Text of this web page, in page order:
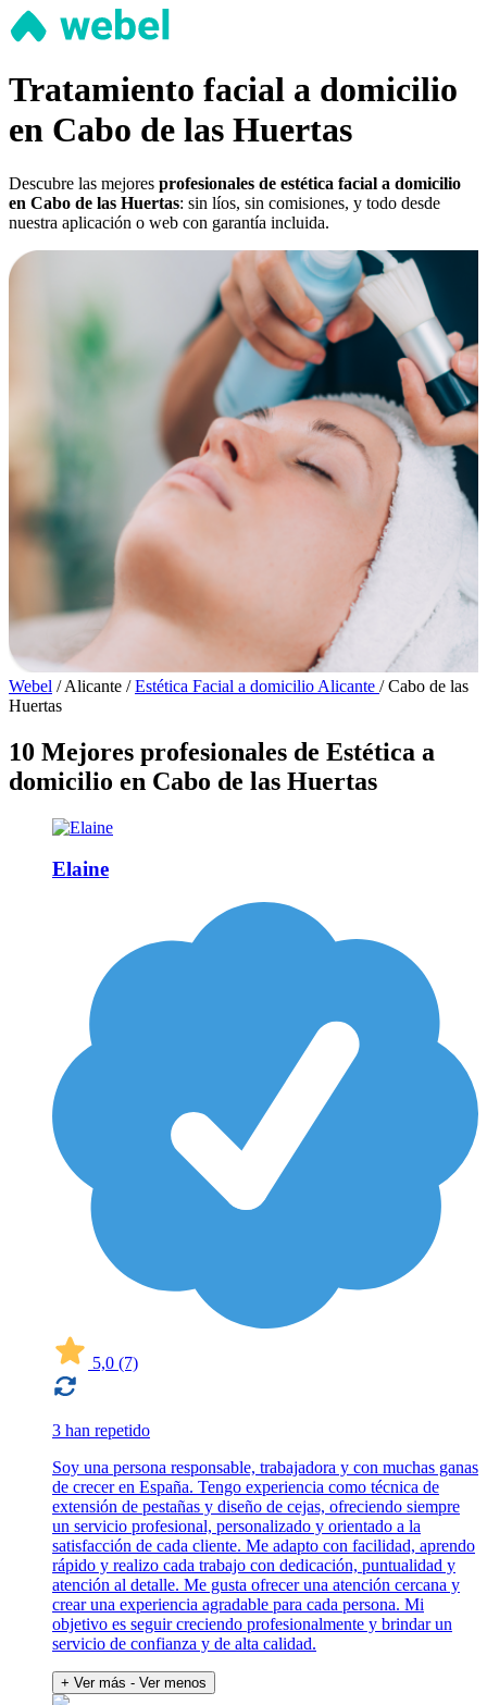
Tratamiento facial a domicilio
en Cabo de las Huertas
Descubre las mejores profesionales de estética facial a domicilio
en Cabo de las Huertas: sin líos, sin comisiones, y todo desde
nuestra aplicación o web con garantía incluida.
Webel / Alicante / Estética Facial a domicilio Alicante / Cabo de las
Huertas
10 Mejores profesionales de Estética a
domicilio en Cabo de las Huertas
Elaine
5,0 (7)
3 han repetido
Soy una persona responsable, trabajadora y con muchas ganas
de crecer en España. Tengo experiencia como técnica de
extensión de pestañas y diseño de cejas, ofreciendo siempre
un servicio profesional, personalizado y orientado a la
satisfacción de cada cliente. Me adapto con facilidad, aprendo
rápido y realizo cada trabajo con dedicación, puntualidad y
atención al detalle. Me gusta ofrecer una atención cercana y
crear una experiencia agradable para cada persona. Mi
objetivo es seguir creciendo profesionalmente y brindar un
servicio de confianza y de alta calidad.
+ Ver más - Ver menos